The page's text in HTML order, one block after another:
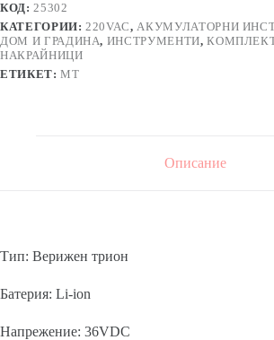
акумулаторен,
зелен,
36VDC,
10Ah,
300mm,
КОД:25302
КАТЕГОРИИ:220VAC,АКУМУЛАТОРНИ
ДОМ И ГРАДИНА, ИНСТРУМЕНТИ,
НАКРАЙНИЦИ
ЕТИКЕТ:MT
Описание
Тип: Верижен трион
Батерия: Li-ion
Напрежение: 36VDC